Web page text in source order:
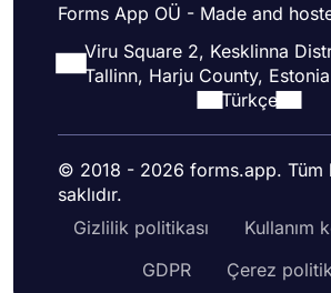
Forms App OÜ - Made and
Viru Square 2, Kesklinna
Tallinn, Harju County, Estonia
Türkçe
© 2018 - 2026 forms.app. Tüm
saklıdır.
Gizlilik politikası
Kullanım
GDPR
Çerez